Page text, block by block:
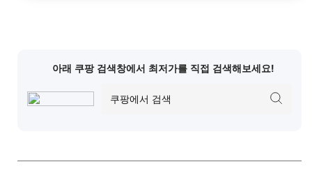
아래 쿠팡 검색창에서 최저가를 직접 검색해보세요!